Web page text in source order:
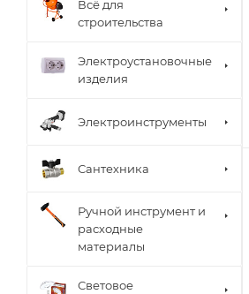
Всё для
строительства
Электроустановочные
изделия
Электроинструменты
Сантехника
Ручной инструмент и
расходные
материалы
Световое